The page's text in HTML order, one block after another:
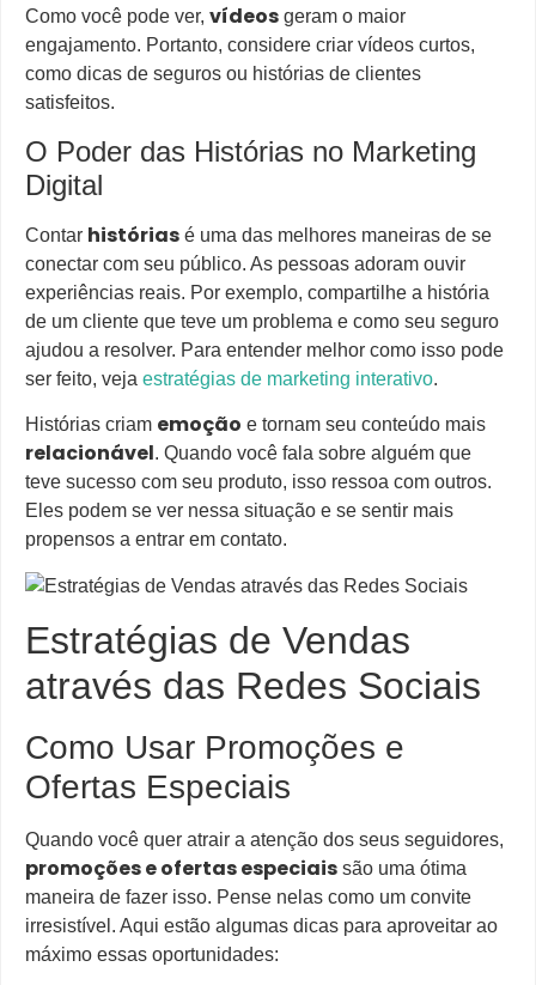
Como você pode ver, vídeos geram o maior
engajamento. Portanto, considere criar vídeos curtos,
como dicas de seguros ou histórias de clientes
satisfeitos.
O Poder das Histórias no Marketing
Digital
Contar histórias é uma das melhores maneiras de se
conectar com seu público. As pessoas adoram ouvir
experiências reais. Por exemplo, compartilhe a história
de um cliente que teve um problema e como seu seguro
ajudou a resolver. Para entender melhor como isso pode
ser feito, veja estratégias de marketing interativo.
Histórias criam emoção e tornam seu conteúdo mais
relacionável. Quando você fala sobre alguém que
teve sucesso com seu produto, isso ressoa com outros.
Eles podem se ver nessa situação e se sentir mais
propensos a entrar em contato.
Estratégias de Vendas
através das Redes Sociais
Como Usar Promoções e
Ofertas Especiais
Quando você quer atrair a atenção dos seus seguidores,
promoções e ofertas especiais são uma ótima
maneira de fazer isso. Pense nelas como um convite
irresistível. Aqui estão algumas dicas para aproveitar ao
máximo essas oportunidades: